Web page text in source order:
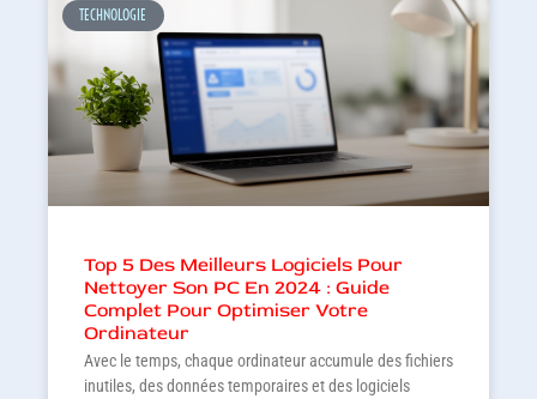
TECHNOLOGIE
Top 5 Des Meilleurs Logiciels Pour
Nettoyer Son PC En 2024 : Guide
Complet Pour Optimiser Votre
Ordinateur
Avec le temps, chaque ordinateur accumule des fichiers
inutiles, des données temporaires et des logiciels